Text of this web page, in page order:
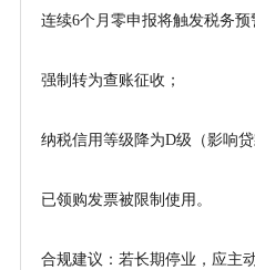
连续6个月零申报将触发税务预
强制转为查账征收；
纳税信用等级降为D级（影响
已领购发票被限制使用。
合规建议：若长期停业，应主